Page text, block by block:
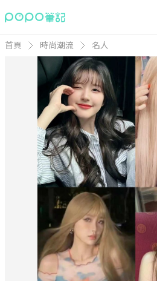
首頁 時尚潮流 名人